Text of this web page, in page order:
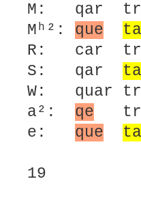
M: qar
Mʰ²: que
R: car
S: qar
W: quar
a²: qe
e: que
19